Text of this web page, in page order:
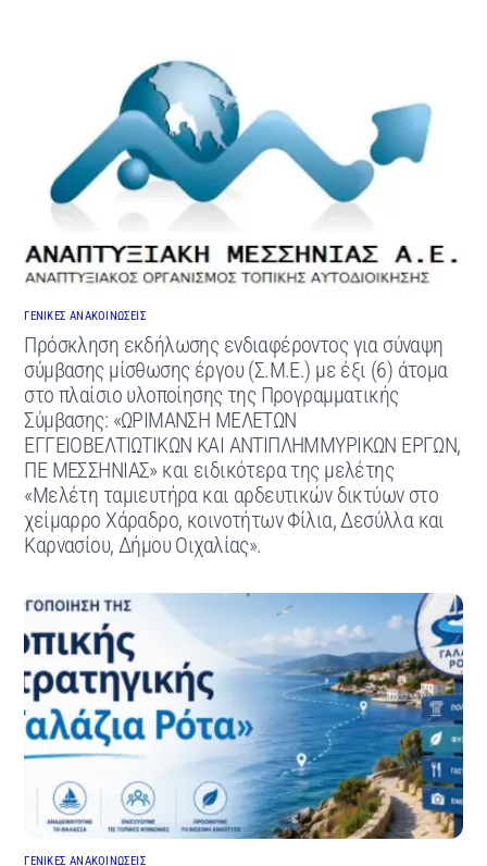
ΓΕΝΙΚΕΣ ΑΝΑΚΟΙΝΩΣΕΙΣ
Πρόσκληση εκδήλωσης ενδιαφέροντος για σύναψη
σύμβασης μίσθωσης έργου (Σ.Μ.Ε.) με έξι (6) άτομα
στο πλαίσιο υλοποίησης της Προγραμματικής
Σύμβασης: «ΩΡΙΜΑΝΣΗ ΜΕΛΕΤΩΝ
ΕΓΓΕΙΟΒΕΛΤΙΩΤΙΚΩΝ ΚΑΙ ΑΝΤΙΠΛΗΜΜΥΡΙΚΩΝ ΕΡΓΩΝ,
ΠΕ ΜΕΣΣΗΝΙΑΣ» και ειδικότερα της μελέτης
«Μελέτη ταμιευτήρα και αρδευτικών δικτύων στο
χείμαρρο Χάραδρο, κοινοτήτων Φίλια, Δεσύλλα και
Καρνασίου, Δήμου Οιχαλίας».
ΓΕΝΙΚΕΣ ΑΝΑΚΟΙΝΩΣΕΙΣ